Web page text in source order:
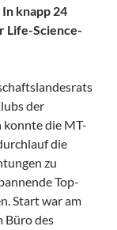
knapp 24
Life-Science-
der
die MT-
die
zu
Top-
Start war am
Büro des